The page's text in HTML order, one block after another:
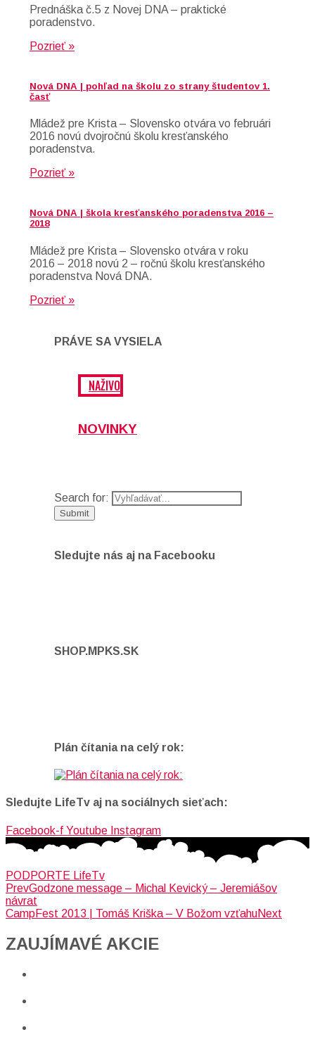
Prednáška č.5 z Novej DNA – praktické
poradenstvo.
Pozrieť »
Nová DNA | pohľad na školu zo strany študentov 1.
časť
Mládež pre Krista – Slovensko otvára vo februári
2016 novú dvojročnú školu kresťanského
poradenstva.
Pozrieť »
Nová DNA | škola kresťanského poradenstva 2016 –
2018
Mládež pre Krista – Slovensko otvára v roku
2016 – 2018 novú 2 – ročnú školu kresťanského
poradenstva Nová DNA.
Pozrieť »
PRÁVE SA VYSIELA
NAŽIVO
NOVINKY
Search for:
Sledujte nás aj na Facebooku
SHOP.MPKS.SK
Plán čítania na celý rok:
Sledujte LifeTv aj na sociálnych sieťach:
Facebook-f Youtube Instagram
PODPORTE LifeTv
PrevGodzone message – Michal Kevický – Jeremiášov
návrat
CampFest 2013 | Tomáš Kriška – V Božom vzťahuNext
ZAUJÍMAVÉ AKCIE​